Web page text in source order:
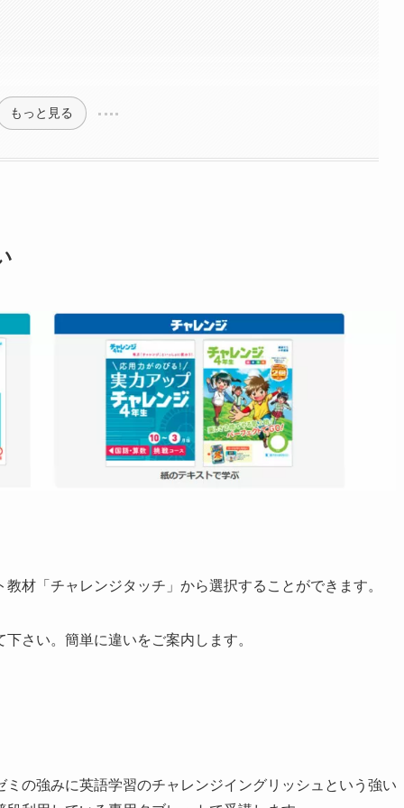
もっと見る
材「チャレンジタッチ」から選択することができます。
さい。簡単に違いをご案内します。
の強みに英語学習のチャレンジイングリッシュという強い